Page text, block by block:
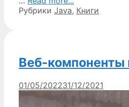
Рубрики Java, Книги
Веб-компоненты
01/05/202231/12/2021